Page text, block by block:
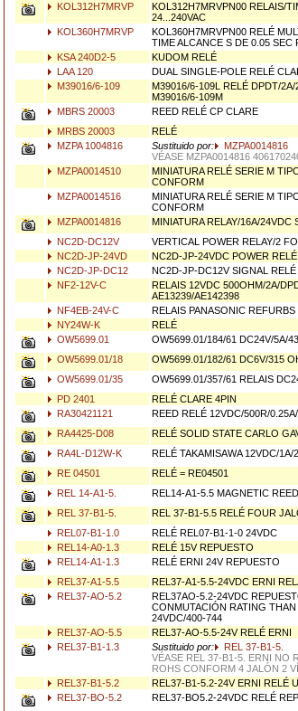
KOL312H7MRVP
KOL312H7MRVPN00 RELAIS/
24...240VAC
KOL360H7MRVP
KOL360H7MRVPN00 RELÉ
TIME ALCANCE S DE 0.05 SEC
KSA 240D2-5 KUDOM RELÉ
LAA 120
DUAL SINGLE-POLE RELÉ
M39016/6-109
M39016/6-109L RELÉ DPDT/
M39016/6-109M
MBRS 20003 REED RELÉ CP CLARE
MRBS 20003
RELÉ
MZPA 1004816
Sustituido por:
MZPA0014816
VÉASE MZPA0014816
MZPA0014510
MINIATURA RELÉ SERIE M
CONFORM
MZPA0014516
MINIATURA RELÉ SERIE M
CONFORM
MZPA0014816 MINIATURA RELAY/16A/24VDC
NC2D-DC12V
VERTICAL POWER RELAY/2
NC2D-JP-24VD
NC2D-JP-24VDC POWER RELÉ
NC2D-JP-DC12
NC2D-JP-DC12V SIGNAL
NF2-12V-C
RELAIS 12VDC 500OHM/2A/
AE13239/AE142398
NF4EB-24V-C RELAIS PANASONIC REFURBS
NY24W-K
RELÉ
OW5699.01
OW5699.01/184/61 DC24V/5A/
OW5699.01/18
OW5699.01/182/61 DC6V/315
OW5699.01/35
OW5699.01/357/61 RELAIS
PD 2401
RELÉ CLARE 4PIN
RA30421121
REED RELÉ 12VDC/500R/
RA4425-D08
RELÉ SOLID STATE CARLO
RA4L-D12W-K
RELÉ TAKAMISAWA 12VDC/1A/
RE 04501
RELÉ = RE04501
REL 14-A1-5.
REL14-A1-5.5 MAGNETIC
REL 37-B1-5.
REL 37-B1-5.5 RELÉ FOUR
REL07-B1-1.0
RELÉ REL07-B1-1-0 24VDC
REL14-A0-1.3
RELÉ 15V REPUESTO
REL14-A1-1.3
RELÉ ERNI 24V REPUESTO
REL37-A1-5.5
REL37-A1-5.5-24VDC ERNI
REL37-AO-5.2
REL37AO-5.2-24VDC
CONMUTACIÓN RATING
24VDC/400-744
REL37-AO-5.5 REL37-AO-5.5-24V RELÉ ERNI
REL37-B1-1.3
Sustituido por:
REL 37-B1-5.
VÉASE REL 37-B1-5. ERNI NO
ROHS CONFORM 4 JALÓN 2
REL37-B1-5.2 REL37-B1-5.2-24V ERNI RELÉ
REL37-BO-5.2
REL37-BO5.2-24VDC RELÉ